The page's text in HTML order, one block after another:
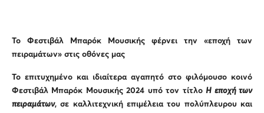
Το Φεστιβάλ Μπαρόκ Μουσικής φέρνει την «εποχή των
πειραμάτων» στις οθόνες μας
Το επιτυχημένο και ιδιαίτερα αγαπητό στο φιλόμουσο κοινό
Φεστιβάλ Μπαρόκ Μουσικής 2024 υπό τον τίτλοΗ εποχή των
πειραμάτων, σε καλλιτεχνική επιμέλεια του πολύπλευρου και